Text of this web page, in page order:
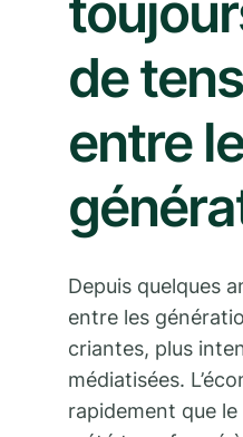
de
entre
Depuis quelques
entre les
criantes, plus
médiatisées.
rapidement que